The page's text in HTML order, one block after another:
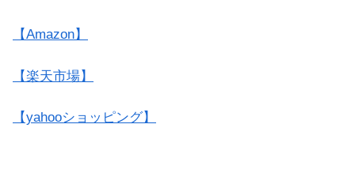
【Amazon】
【楽天市場】
【yahooショッピング】